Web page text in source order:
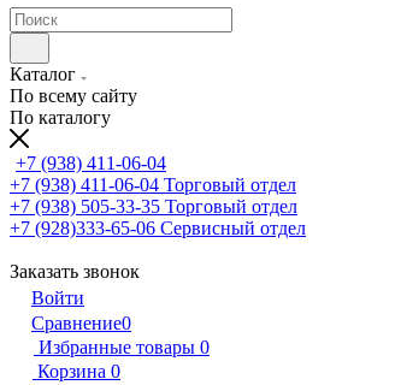
Каталог
По всему сайту
По каталогу
+7 (938) 411-06-04
+7 (938) 411-06-04 Торговый отдел
+7 (938) 505-33-35 Торговый отдел
+7 (928)333-65-06 Сервисный отдел
Заказать звонок
Войти
Сравнение0
Избранные товары 0
Корзина 0